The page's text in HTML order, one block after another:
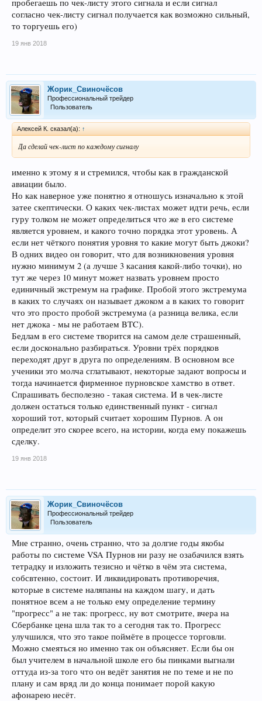
пробегаешь по чек-листу этого сигнала и если сигнал
согласно чек-листу сигнал получается как возможно сильный,
то торгуешь его)
19 янв 2018
Жорик_Свиночёсов
Профессиональный трейдер
Пользователь
Алексей К. сказал(а): ↑
Да сделай чек-лист по каждому сигналу
именно к этому я и стремился, чтобы как в гражданской
авиации было.
Но как наверное уже понятно я отношусь изначально к этой
затее скептически. О каких чек-листах может идти речь, если
гуру толком не может определиться что же в его системе
является уровнем, и какого точно порядка этот уровень. А
если нет чёткого понятия уровня то какие могут быть джоки?
В одних видео он говорит, что для возникновения уровня
нужно минимум 2 (а лучше 3 касания какой-либо точки), но
тут же через 10 минут может назвать уровнем просто
единичный экстремум на графике. Пробой этого экстремума
в каких то случаях он называет джоком а в каких то говорит
что это просто пробой экстремума (а разница велика, если
нет джока - мы не работаем BTC).
Бедлам в его системе творится на самом деле страшенный,
если досконально разбираться. Уровни трёх порядков
переходят друг в друга по определениям. В основном все
ученики это молча сглатывают, некоторые задают вопросы и
тогда начинается фирменное пурновское хамство в ответ.
Спрашивать бесполезно - такая система. И в чек-листе
должен остаться только единственный пункт - сигнал
хороший тот, который считает хорошим Пурнов. А он
определит это скорее всего, на истории, когда ему покажешь
сделку.
19 янв 2018
Жорик_Свиночёсов
Профессиональный трейдер
Пользователь
Мне странно, очень странно, что за долгие годы якобы
работы по системе VSA Пурнов ни разу не озабачился взять
тетрадку и изложить тезисно и чётко в чём эта система,
собсвтенно, состоит. И ликвидировать противоречия,
которые в системе наляпаны на каждом шагу, и дать
понятное всем а не только ему определение термину
"прогресс" а не так: прогресс, ну вот смотрите, вчера на
Сбербанке цена шла так то а сегодня так то. Прогресс
улучшился, что это такое поймёте в процессе торговли.
Можно смеяться но именно так он объясняет. Если бы он
был учителем в начальной школе его бы пинками выгнали
оттуда из-за того что он ведёт занятия не по теме и не по
плану и сам вряд ли до конца понимает порой какую
афонарею несёт.